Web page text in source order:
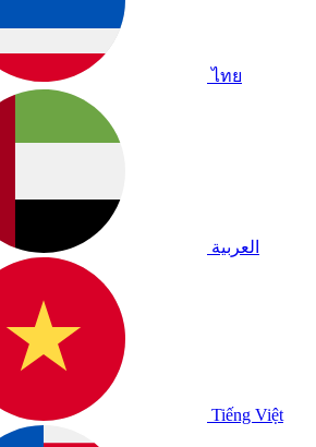
ไทย
العربية
Tiếng Việt